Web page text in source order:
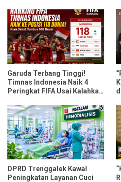
Garuda Terbang Tinggi!
Timnas Indonesia Naik 4
Peringkat FIFA Usai Kalahkan
DPRD Trenggalek Kawal
Peningkatan Layanan Cuci